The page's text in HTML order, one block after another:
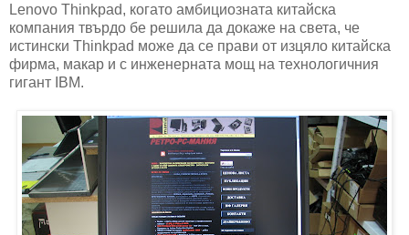
Lenovo Thinkpad, когато амбициозната китайска
компания твърдо бе решила да докаже на света, че
истински Thinkpad може да се прави от изцяло китайска
фирма, макар и с инженерната мощ на технологичния
гигант IBM.